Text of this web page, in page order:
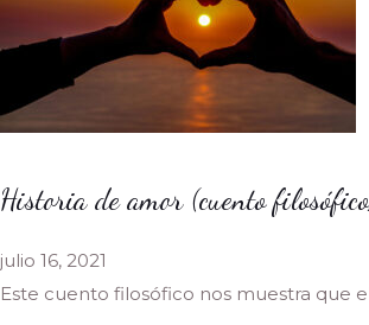
Historia de amor (cuento
julio 16, 2021
Este cuento filosófico nos muestra que